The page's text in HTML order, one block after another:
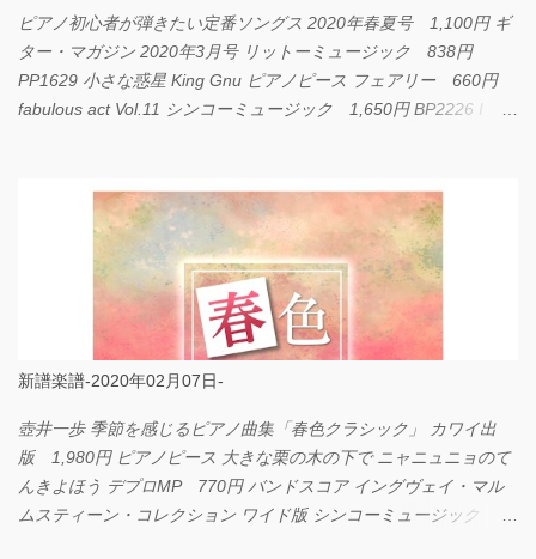
ピアノ初心者が弾きたい定番ソングス 2020年春夏号 1,100円 ギ
ター・マガジン 2020年3月号 リットーミュージック 838円
PP1629 小さな惑星 King Gnu ピアノピース フェアリー 660円
fabulous act Vol.11 シンコーミュージック 1,650円 BP2226 I
新譜楽譜-2020年02月07日-
壺井一歩 季節を感じるピアノ曲集「春色クラシック」 カワイ出
版 1,980円 ピアノピース 大きな栗の木の下で ニャニュニョのて
んきよほう デプロMP 770円 バンドスコア イングヴェイ・マル
ムスティーン・コレクション ワイド版 シンコーミュージック